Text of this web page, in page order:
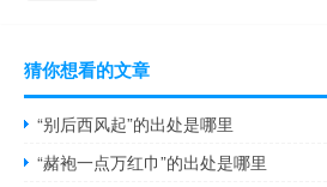
猜你想看的文章
“别后西风起”的出处是哪里
“赭袍一点万红巾”的出处是哪里